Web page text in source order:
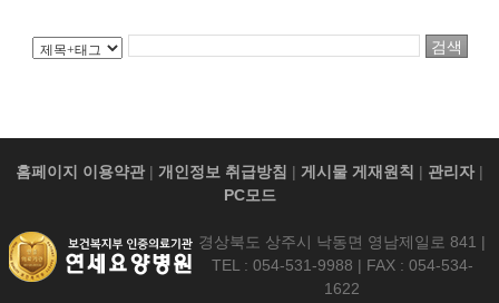
홈페이지 이용약관| 개인정보 취급방침 | 게시물 게재원칙 | 관리자 |
PC모드
경상북도 상주시 낙동면 영남제일로 841 |
TEL : 054-531-9988 | FAX : 054-534-
1622